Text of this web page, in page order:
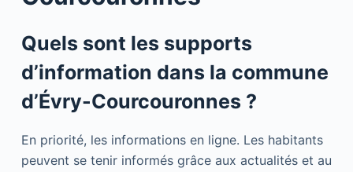
Quels sont les supports
d’information dans la commune
d’Évry-Courcouronnes ?
En priorité, les informations en ligne. Les habitants
peuvent se tenir informés grâce aux actualités et au